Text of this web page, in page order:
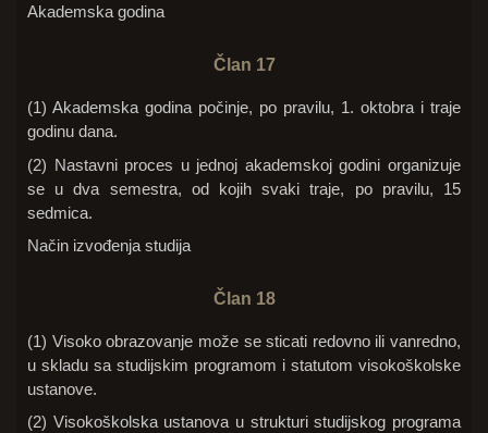
Akademska godina
Član 17
(1) Akademska godina počinje, po pravilu, 1. oktobra i traje
godinu dana.
(2) Nastavni proces u jednoj akademskoj godini organizuje
se u dva semestra, od kojih svaki traje, po pravilu, 15
sedmica.
Način izvođenja studija
Član 18
(1) Visoko obrazovanje može se sticati redovno ili vanredno,
u skladu sa studijskim programom i statutom visokoškolske
ustanove.
(2) Visokoškolska ustanova u strukturi studijskog programa